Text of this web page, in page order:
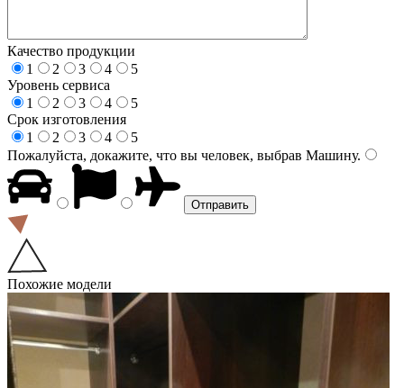
Качество продукции
1
2 3 4
5
Уровень сервиса
1
2 3 4
5
Срок изготовления
1
2 3 4
5
Пожалуйста, докажите, что вы человек, выбрав Машину.
Похожие модели